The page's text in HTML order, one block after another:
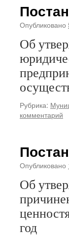
Опубликовано
Об
Рубрика:
комментарий
Опубликовано
Об
год